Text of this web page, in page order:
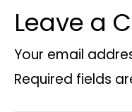
Leave a
Your email
Required fields